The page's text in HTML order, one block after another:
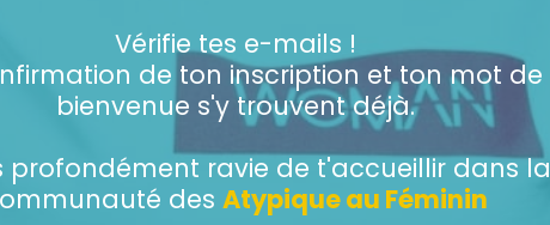
Vérifie tes e-mails !
de ton inscription et ton mot de
bienvenue s'y trouvent déjà.
profondément ravie de t'accueillir dans la
desAtypique au Féminin